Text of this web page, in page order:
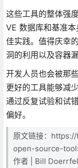
这些工具的整体强
VE 数据库和基准
佳实践。值得庆幸
洞的利用以及容器
开发人员也会被那
更好的工具能够减
通过反复试验和试
偏好。
原文链接：
open-source-
作者 | Bill